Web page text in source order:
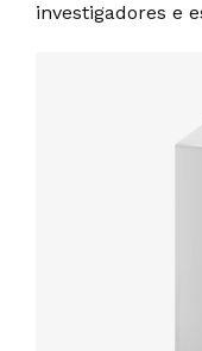
investigadores e